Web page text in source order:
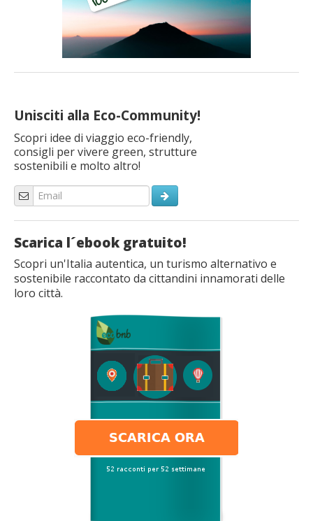
Unisciti alla Eco-Community!
Scopri idee di viaggio eco-friendly,
consigli per vivere green, strutture
sostenibili e molto altro!
Scarica l´ebook gratuito!
Scopri un'Italia autentica, un turismo alternativo e
sostenibile raccontato da cittandini innamorati delle
loro città.